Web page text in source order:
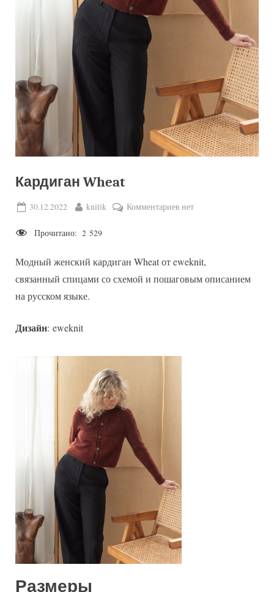
Кардиган Wheat
Posted
30.12.2022 By
knitik Комментариевкнет
Прочитано: 2 529
Модный женский кардиган Wheat от eweknit,
связанный спицами со схемой и пошаговым описанием
на русском языке.
Дизайн: eweknit
Размеры